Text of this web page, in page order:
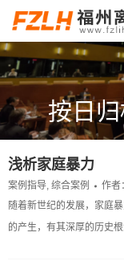
按日
浅析家庭暴力
案例指导, 综合案例 作者：
随着新世纪的发展，家庭
的产生，有其深厚的历史